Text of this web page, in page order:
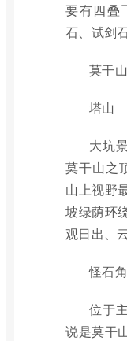
要有四叠
石、试剑
莫干
塔山
大坑
莫干山之
山上视野
坡绿荫环
观日出、云
怪石角
位于
说是莫干